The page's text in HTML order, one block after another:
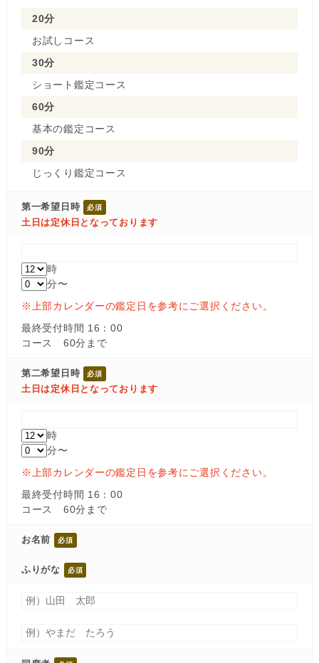
20分
お試しコース
30分
ショート鑑定コース
60分
基本の鑑定コース
90分
じっくり鑑定コース
第一希望日時
土日は定休日となっております
時
分〜
※上部カレンダーの鑑定日を参考にご選択ください。
最終受付時間 16：00
コース 60分まで
第二希望日時
土日は定休日となっております
時
分〜
※上部カレンダーの鑑定日を参考にご選択ください。
最終受付時間 16：00
コース 60分まで
お名前
ふりがな